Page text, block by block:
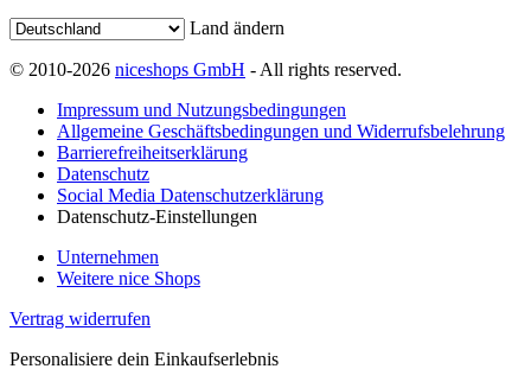
Land ändern
© 2010-2026 niceshops GmbH - All rights reserved.
Impressum und Nutzungsbedingungen
Allgemeine Geschäftsbedingungen und Widerrufsbelehrung
Barrierefreiheitserklärung
Datenschutz
Social Media Datenschutzerklärung
Datenschutz-Einstellungen
Unternehmen
Weitere nice Shops
Vertrag widerrufen
Personalisiere dein Einkaufserlebnis